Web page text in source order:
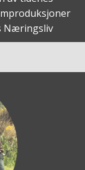
Næringsliv